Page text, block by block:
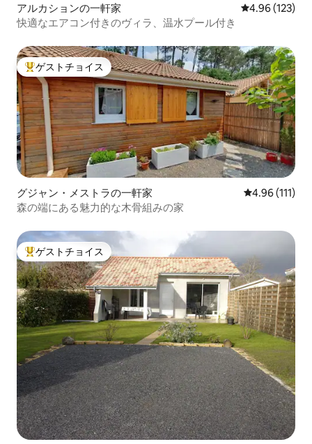
アルカションの一軒家 レビュー123
4.96 (123)
快適なエアコン付きのヴィラ、温水プール付き
大好評のゲストチョイスです。
ゲストチョイス
グジャン・メストラの一軒家 レビュー111
4.96 (111)
森の端にある魅力的な木骨組みの家
大好評のゲストチョイスです。
ゲストチョイス